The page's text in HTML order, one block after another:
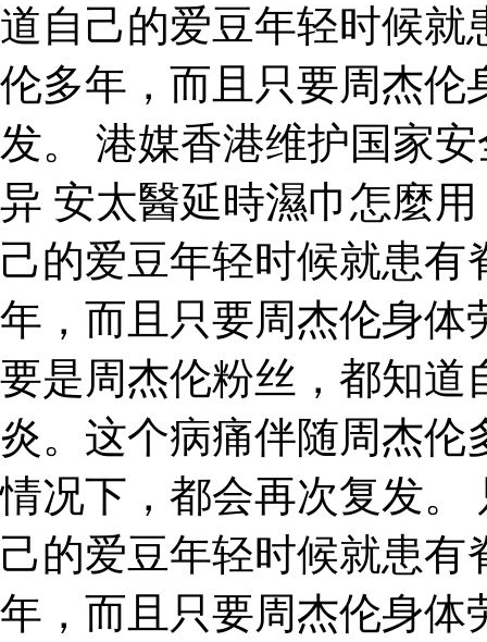
道自己的爱豆年轻时候就
伦多年，而且只要周杰伦
发。 港媒香港维护国家
异 安太醫延時濕巾怎麼
己的爱豆年轻时候就患
年，而且只要周杰伦身体
要是周杰伦粉丝，都知道
炎。这个病痛伴随周杰伦
情况下，都会再次复发。
己的爱豆年轻时候就患
年，而且只要周杰伦身体